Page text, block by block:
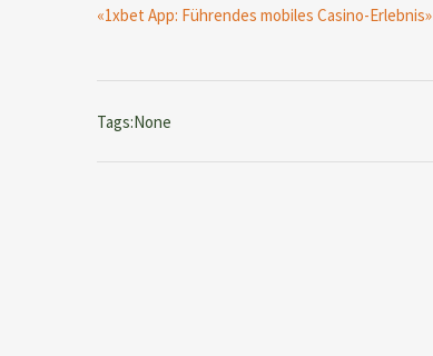
«1xbet App: Führendes mobiles Casino-Erlebnis»
Tags:None